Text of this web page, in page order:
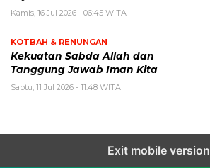
Kamis, 16 Jul 2026 - 06:45 WITA
KOTBAH & RENUNGAN
Kekuatan Sabda Allah dan
Tanggung Jawab Iman Kita
Sabtu, 11 Jul 2026 - 11:48 WITA
Exit mobile version